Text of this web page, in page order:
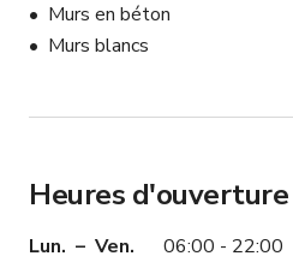
Murs en béton
Murs blancs
Heures d'ouverture
Lun. – Ven.
06:00 - 22:00